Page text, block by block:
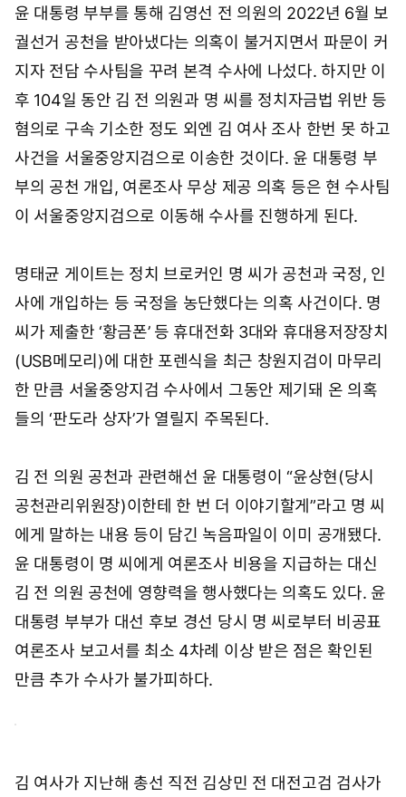
윤 대통령 부부를 통해 김영선 전 의원의 2022년 6월 보
궐선거 공천을 받아냈다는 의혹이 불거지면서 파문이 커
지자 전담 수사팀을 꾸려 본격 수사에 나섰다. 하지만 이
후 104일 동안 김 전 의원과 명 씨를 정치자금법 위반 등
혐의로 구속 기소한 정도 외엔 김 여사 조사 한번 못 하고
사건을 서울중앙지검으로 이송한 것이다. 윤 대통령 부
부의 공천 개입, 여론조사 무상 제공 의혹 등은 현 수사팀
이 서울중앙지검으로 이동해 수사를 진행하게 된다.
명태균 게이트는 정치 브로커인 명 씨가 공천과 국정, 인
사에 개입하는 등 국정을 농단했다는 의혹 사건이다. 명
씨가 제출한 ‘황금폰’ 등 휴대전화 3대와 휴대용저장장치
(USB메모리)에 대한 포렌식을 최근 창원지검이 마무리
한 만큼 서울중앙지검 수사에서 그동안 제기돼 온 의혹
들의 ‘판도라 상자’가 열릴지 주목된다.
김 전 의원 공천과 관련해선 윤 대통령이 “윤상현(당시
공천관리위원장)이한테 한 번 더 이야기할게”라고 명 씨
에게 말하는 내용 등이 담긴 녹음파일이 이미 공개됐다.
윤 대통령이 명 씨에게 여론조사 비용을 지급하는 대신
김 전 의원 공천에 영향력을 행사했다는 의혹도 있다. 윤
대통령 부부가 대선 후보 경선 당시 명 씨로부터 비공표
여론조사 보고서를 최소 4차례 이상 받은 점은 확인된
만큼 추가 수사가 불가피하다.
김 여사가 지난해 총선 직전 김상민 전 대전고검 검사가